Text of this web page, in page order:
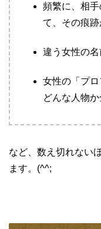
頻繁に、相
て、その痕
違う女性の
女性の「プ
どんな人物
など、数え切れない
ます。(^^;